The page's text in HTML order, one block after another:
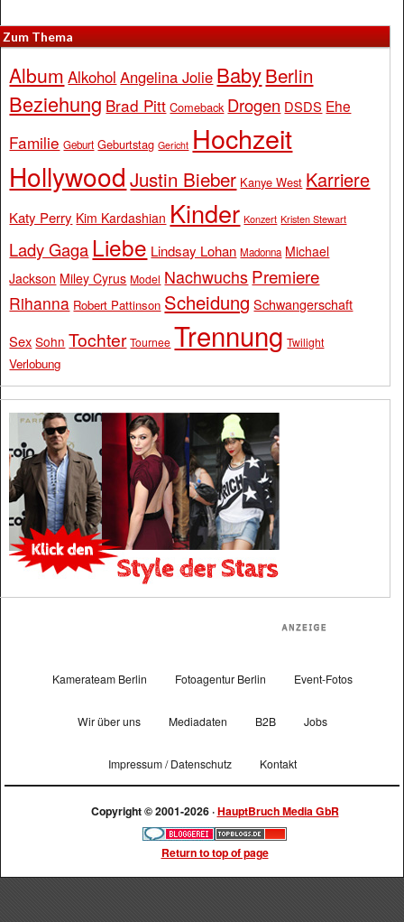
Zum Thema
Album Alkohol Angelina Jolie BabyBerlin
Beziehung Brad Pitt Comeback Drogen DSDS Ehe
Familie Geburt Geburtstag Gericht Hochzeit
Hollywood Justin Bieber Kanye West Karriere
Katy Perry Kim Kardashian Kinder Konzert Kristen Stewart
Lady Gaga Liebe Lindsay Lohan Madonna Michael
Jackson Miley Cyrus Model Nachwuchs Premiere
Rihanna Robert Pattinson Scheidung Schwangerschaft
Sex Sohn Tochter Tournee Trennung Twilight
Verlobung
Kamerateam Berlin Fotoagentur Berlin Event-Fotos
Wir über uns Mediadaten B2B Jobs
Impressum / Datenschutz Kontakt
Copyright © 2001-2026 ·HauptBruch Media GbR
Return to top of page